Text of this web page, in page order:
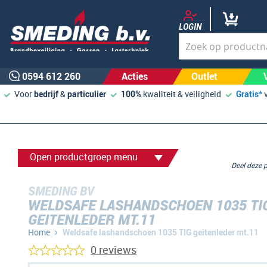
LOGIN
0594 612 260 Acties Outlet
Voorbedrijf&particulier 100% kwaliteit & veiligheid Gratis*
Open productgroep menu
SMEDING BV
WELDSAFE LASHANDSCHOEN 1035
GEITENLEDER MT.11
Home Weldsafe lashandschoen 1035 TIG geitenleder mt.11
Deel
0 reviews